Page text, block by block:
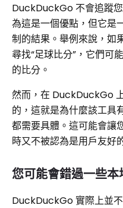
DuckDuckGo 不會追蹤
為這是一個優點，但它是
制的結果。舉例來說，如
尋找“足球比分”，它們可
的比分。
然而，在 DuckDuckGo
的，這就是為什麼該工
都需要具體。這可能會讓
時又不被認為是用戶友好
您可能會錯過一些本
DuckDuckGo 實際上並